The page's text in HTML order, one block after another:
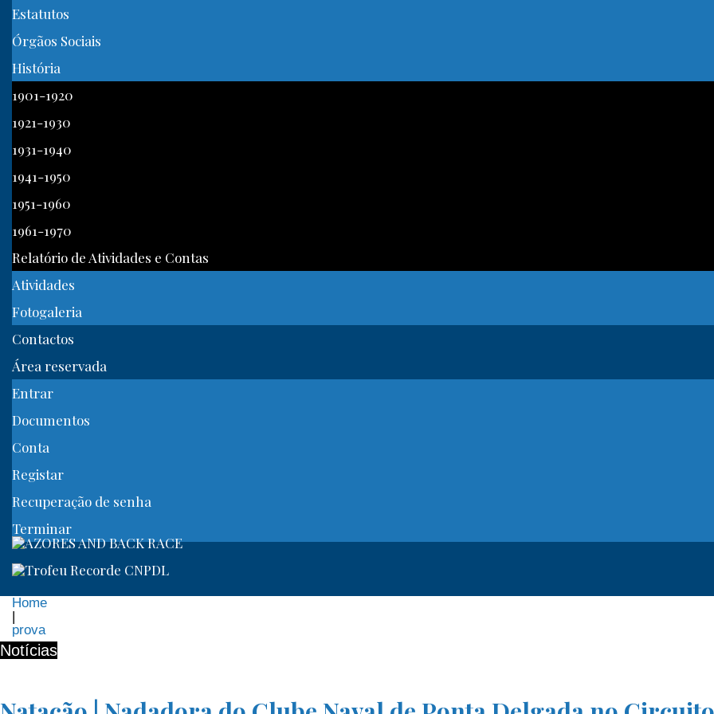
Estatutos
Órgãos Sociais
História
1901-1920
1921-1930
1931-1940
1941-1950
1951-1960
1961-1970
Relatório de Atividades e Contas
Atividades
Fotogaleria
Contactos
Área reservada
Entrar
Documentos
Conta
Registar
Recuperação de senha
Terminar
Home
|
prova
Etiqueta:
Notícias